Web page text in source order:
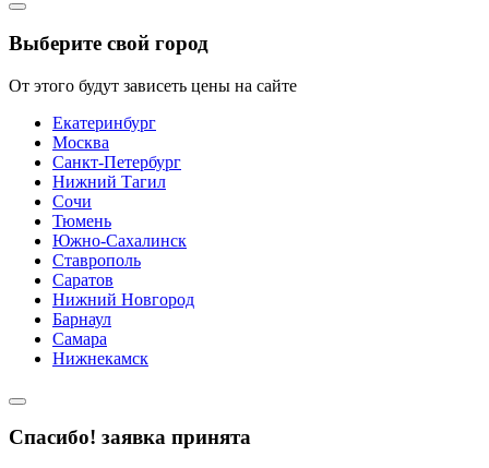
Выберите свой город
От этого будут зависеть цены на сайте
Екатеринбург
Москва
Санкт-Петербург
Нижний Тагил
Сочи
Тюмень
Южно-Сахалинск
Ставрополь
Саратов
Нижний Новгород
Барнаул
Самара
Нижнекамск
Спасибо! заявка принята